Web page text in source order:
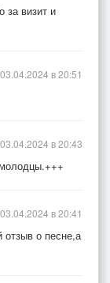
за визит и
03.04.2024 в 20:51
03.04.2024 в 20:43
о песне,а
03.04.2024 в 20:41